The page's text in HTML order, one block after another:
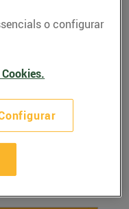
donen
a través de
del
o configurar